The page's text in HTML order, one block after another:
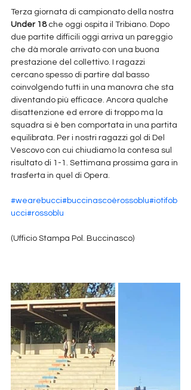
Terza giornata di campionato della nostra
Under 18 che oggi ospita il Tribiano. Dopo
due partite difficili oggi arriva un pareggio
che dà morale arrivato con una buona
prestazione del collettivo. I ragazzi
cercano spesso di partire dal basso
coinvolgendo tutti in una manovra che sta
diventando più efficace. Ancora qualche
disattenzione ed errore di troppo ma la
squadra si è ben comportata in una partita
equilibrata. Per i nostri ragazzi gol di Del
Vescovo con cui chiudiamo la contesa sul
risultato di 1-1. Settimana prossima gara in
trasferta in quel di Opera.
#wearebucci#buccinascoèrossoblu#iotifob
ucci#rossoblu
(Ufficio Stampa Pol. Buccinasco)